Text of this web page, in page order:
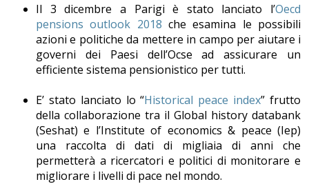
Il 3 dicembre a Parigi è stato lanciato l’Oecd
pensions outlook 2018 che esamina le possibili
azioni e politiche da mettere in campo per aiutare i
governi dei Paesi dell’Ocse ad assicurare un
efficiente sistema pensionistico per tutti.
E’ stato lanciato lo “Historical peace index” frutto
della collaborazione tra il Global history databank
(Seshat) e l’Institute of economics & peace (Iep)
una raccolta di dati di migliaia di anni che
permetterà a ricercatori e politici di monitorare e
migliorare i livelli di pace nel mondo.